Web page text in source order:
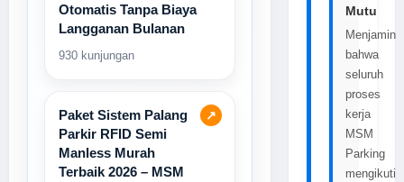
Otomatis Tanpa Biaya
Langganan Bulanan
930 kunjungan
↗
Paket Sistem Palang
Parkir RFID Semi
Manless Murah
Terbaik 2026 – MSM
Mutu
Menjamin
bahwa
seluruh
proses
kerja
MSM
Parking
mengikuti